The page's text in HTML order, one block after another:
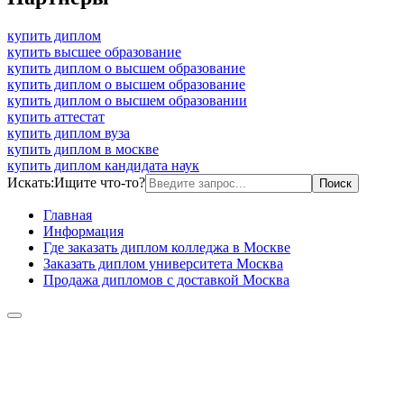
купить диплом
купить высшее образование
купить диплом о высшем образование
купить диплом о высшем образование
купить диплом о высшем образовании
купить аттестат
купить диплом вуза
купить диплом в москве
купить диплом кандидата наук
Искать:Ищите что-то?
Главная
Информация
Где заказать диплом колледжа в Москве
Заказать диплом университета Москва
Продажа дипломов с доставкой Москва